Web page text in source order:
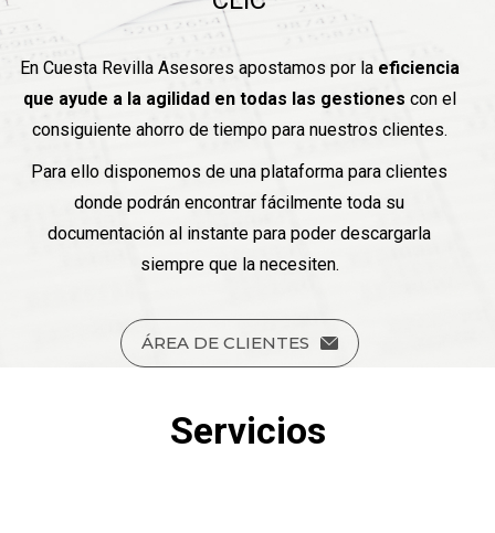
En Cuesta Revilla Asesores apostamos por la eficiencia
que ayude a la agilidad en todas las gestiones con el
consiguiente ahorro de tiempo para nuestros clientes.
Para ello disponemos de una plataforma para clientes
donde podrán encontrar fácilmente toda su
documentación al instante para poder descargarla
siempre que la necesiten.
ÁREA DE CLIENTES
Servicios